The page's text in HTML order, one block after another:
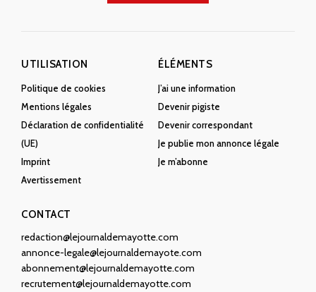
UTILISATION
Politique de cookies
Mentions légales
Déclaration de confidentialité
(UE)
Imprint
Avertissement
ÉLÉMENTS
J’ai une information
Devenir pigiste
Devenir correspondant
Je publie mon annonce légale
Je m’abonne
CONTACT
redaction@lejournaldemayotte.com
annonce-legale@lejournaldemayote.com
abonnement@lejournaldemayotte.com
recrutement@lejournaldemayotte.com